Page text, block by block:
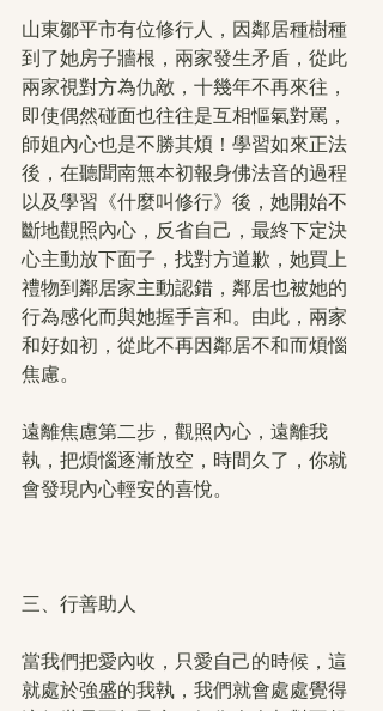
山東鄒平市有位修行人，因鄰居種樹種
到了她房子牆根，兩家發生矛盾，從此
兩家視對方為仇敵，十幾年不再來往，
即使偶然碰面也往往是互相慪氣對罵，
師姐內心也是不勝其煩！學習如來正法
後，在聽聞南無本初報身佛法音的過程
以及學習《什麼叫修行》後，她開始不
斷地觀照內心，反省自己，最終下定決
心主動放下面子，找對方道歉，她買上
禮物到鄰居家主動認錯，鄰居也被她的
行為感化而與她握手言和。由此，兩家
和好如初，從此不再因鄰居不和而煩惱
焦慮。
遠離焦慮第二步，觀照內心，遠離我
執，把煩惱逐漸放空，時間久了，你就
會發現內心輕安的喜悅。
三、行善助人
當我們把愛內收，只愛自己的時候，這
就處於強盛的我執，我們就會處處覺得